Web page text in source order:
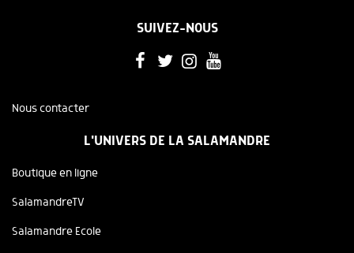
SUIVEZ-NOUS
Nous contacter
L'UNIVERS DE LA SALAMANDRE
Boutique en ligne
SalamandreTV
Salamandre Ecole